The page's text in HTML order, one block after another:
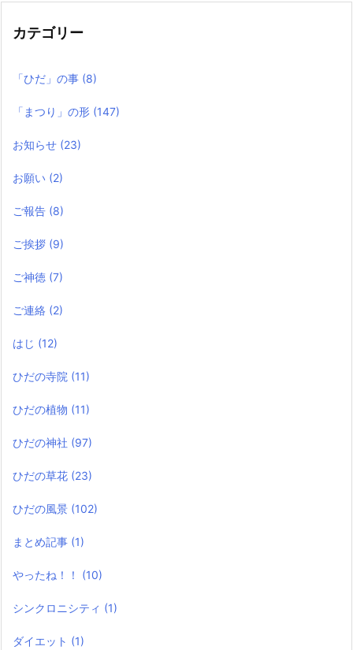
カテゴリー
「ひだ」の事 (8)
「まつり」の形 (147)
お知らせ (23)
お願い (2)
ご報告 (8)
ご挨拶 (9)
ご神徳 (7)
ご連絡 (2)
はじ (12)
ひだの寺院 (11)
ひだの植物 (11)
ひだの神社 (97)
ひだの草花 (23)
ひだの風景 (102)
まとめ記事 (1)
やったね！！ (10)
シンクロニシティ (1)
ダイエット (1)